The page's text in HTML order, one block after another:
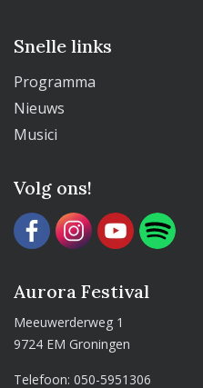
Snelle links
Programma
Nieuws
Musici
Volg ons!
Aurora Festival
Meeuwerderweg 1
9724 EM Groningen
Telefoon:050-5951306